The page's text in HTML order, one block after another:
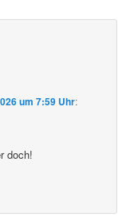
um 7:59 Uhr:
doch!